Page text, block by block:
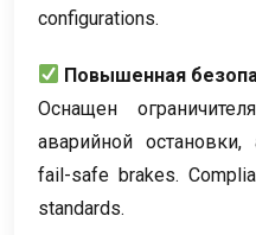
configurations.
Повышенная
Оснащен
аварийной остановки,
fail-safe brakes.
standards.